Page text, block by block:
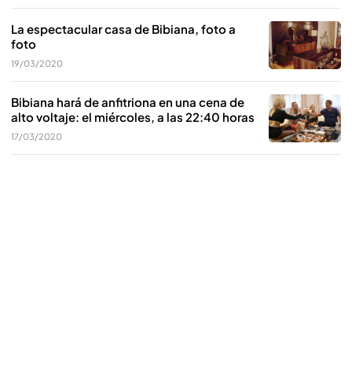
La espectacular casa de Bibiana, foto a
foto
19/03/2020
Bibiana hará de anfitriona en una cena de
alto voltaje: el miércoles, a las 22:40 horas
17/03/2020